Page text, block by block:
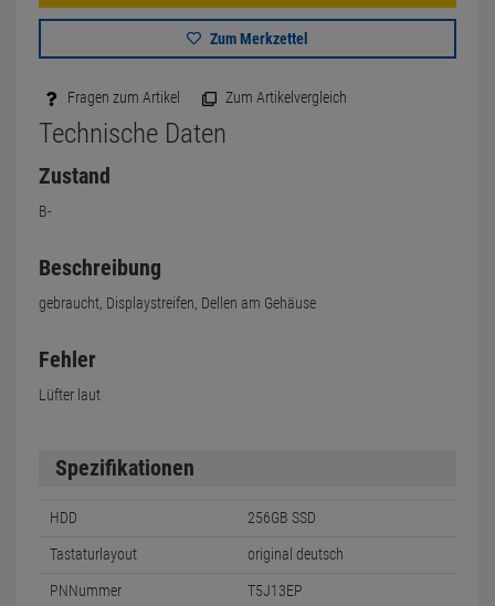
Zum Merkzettel
Fragen zum Artikel Zum Artikelvergleich
Technische Daten
Zustand
B-
Beschreibung
gebraucht, Displaystreifen, Dellen am Gehäuse
Fehler
Lüfter laut
Spezifikationen
HDD 256GB SSD
Tastaturlayout original deutsch
PNNummer T5J13EP